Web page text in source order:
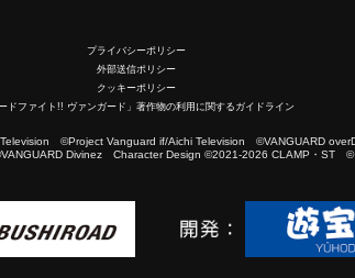
プライバシーポリシー
外部送信ポリシー
クッキーポリシー
ードファイト!! ヴァンガード」著作物の利用に関するガイドライン
©Project Vanguard if/Aichi Television ©VANGUARD
Divinez Character Design ©2021-2026 CLAMP・ST ©